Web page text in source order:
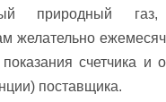
природный
желательно
счетчика и
поставщика.